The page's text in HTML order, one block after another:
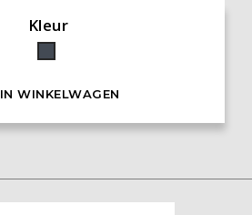
Kleur
Zwart
IN WINKELWAGEN